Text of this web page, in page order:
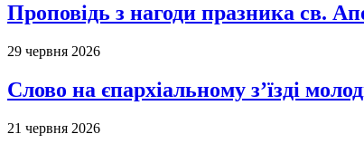
Проповідь з нагоди празника св.
29 червня 2026
Слово на єпархіальному з’їзді
21 червня 2026